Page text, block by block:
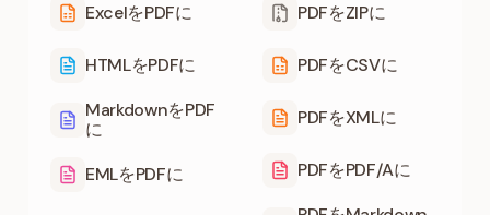
ExcelをPDFに
HTMLをPDFに
MarkdownをPDF
に
EMLをPDFに
PDFをZIPに
PDFをCSVに
PDFをXMLに
PDFをPDF/Aに